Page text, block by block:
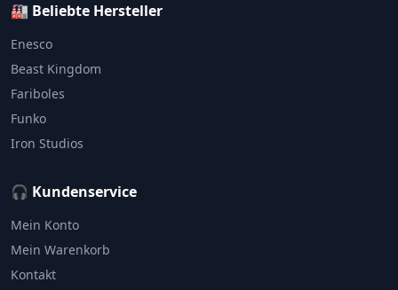
🏭 Beliebte Hersteller
Enesco
Beast Kingdom
Fariboles
Funko
Iron Studios
🎧 Kundenservice
Mein Konto
Mein Warenkorb
Kontakt